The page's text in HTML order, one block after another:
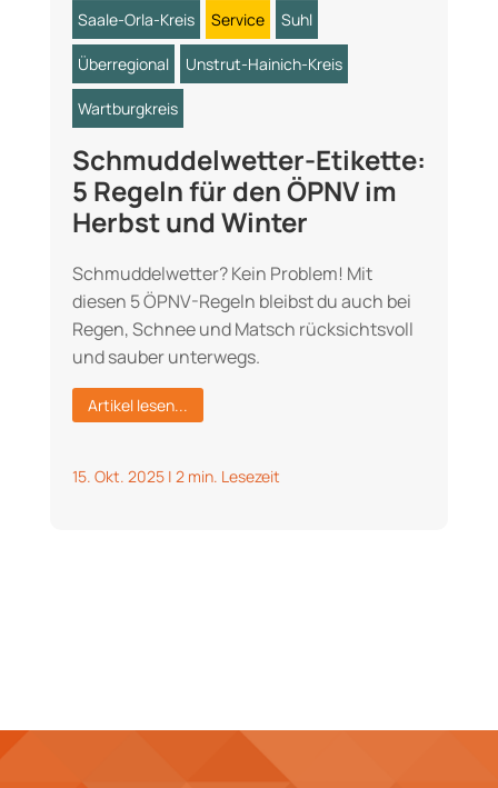
Saale-Orla-Kreis Service Suhl
Überregional Unstrut-Hainich-Kreis
Wartburgkreis
Schmuddelwetter-Etikette:
5 Regeln für den ÖPNV im
Herbst und Winter
Schmuddelwetter? Kein Problem! Mit
diesen 5 ÖPNV-Regeln bleibst du auch bei
Regen, Schnee und Matsch rücksichtsvoll
und sauber unterwegs.
Artikel lesen...
15. Okt. 2025| 2 min. Lesezeit